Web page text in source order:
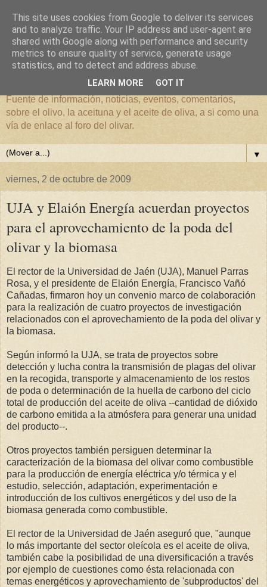
El mundo del Olivar
Fuente de información, noticias, eventos, comentarios,
sobre el olivo, la aceituna y el aceite de oliva, a si como una
vía de enlace al foro del olivar.
▼
viernes, 2 de octubre de 2009
UJA y Elaión Energía acuerdan proyectos
para el aprovechamiento de la poda del
olivar y la biomasa
El rector de la Universidad de Jaén (UJA), Manuel Parras
Rosa, y el presidente de Elaión Energía, Francisco Vañó
Cañadas, firmaron hoy un convenio marco de colaboración
para la realización de cuatro proyectos de investigación
relacionados con el aprovechamiento de la poda del olivar y
la biomasa.
Según informó la UJA, se trata de proyectos sobre
detección y lucha contra la transmisión de plagas del olivar
en la recogida, transporte y almacenamiento de los restos
de poda o determinación de la huella de carbono del ciclo
total de producción del aceite de oliva --cantidad de dióxido
de carbono emitida a la atmósfera para generar una unidad
del producto--.
Otros proyectos también persiguen determinar la
caracterización de la biomasa del olivar como combustible
para la producción de energía eléctrica y/o térmica y el
estudio, selección, adaptación, experimentación e
introducción de los cultivos energéticos y del uso de la
biomasa generada como combustible.
El rector de la Universidad de Jaén aseguró que, "aunque
lo más importante del sector oleícola es el aceite de oliva,
también cabe la posibilidad de una diversificación a través
por ejemplo de cuestiones como ésta relacionada con
temas energéticos y aprovechamiento de 'subproductos' del
This site uses cookies from Google to deliver its services
and to analyze traffic. Your IP address and user-agent are
shared with Google along with performance and security
metrics to ensure quality of service, generate usage
statistics, and to detect and address abuse.
LEARN MORE GOT IT